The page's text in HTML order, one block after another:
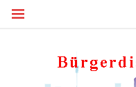
Zum